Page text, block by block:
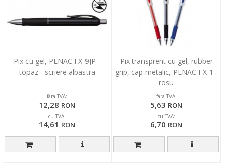
Pix cu gel, PENAC FX-9JP -
topaz - scriere albastra
fara TVA:
12,28 RON
cu TVA:
14,61 RON
Pix transprent cu gel, rubber
grip, cap metalic, PENAC FX-1 -
rosu
fara TVA:
5,63 RON
cu TVA:
6,70 RON